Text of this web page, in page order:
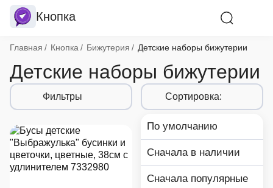
Кнопка
Хлебные крошки
Главная Кнопка Бижутерия Детские наборы бижутерии
Детские наборы бижутерии
Фильтры Сортировка:
По умолчанию
Сначала в наличии
Сначала популярные